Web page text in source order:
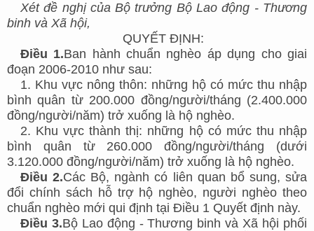
Xét đề nghị của Bộ trưởng Bộ Lao động - Thương
binh và Xã hội,
QUYẾT ĐỊNH:
Điều 1.Ban hành chuẩn nghèo áp dụng cho giai
đoạn 2006-2010 như sau:
1. Khu vực nông thôn: những hộ có mức thu nhập
bình quân từ 200.000 đồng/người/tháng (2.400.000
đồng/người/năm) trở xuống là hộ nghèo.
2. Khu vực thành thị: những hộ có mức thu nhập
bình quân từ 260.000 đồng/người/tháng (dưới
3.120.000 đồng/người/năm) trở xuống là hộ nghèo.
Điều 2.Các Bộ, ngành có liên quan bổ sung, sửa
đổi chính sách hỗ trợ hộ nghèo, người nghèo theo
chuẩn nghèo mới qui định tại Điều 1 Quyết định này.
Điều 3.Bộ Lao động - Thương binh và Xã hội phối